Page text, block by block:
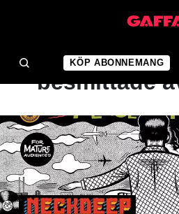
KÖP ABONNEMANG
Musik för alla
besmittade